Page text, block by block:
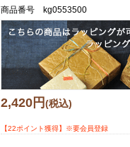
商品番号 kg0553500
2,420円(税込)
【22ポイント獲得】※要会員登録